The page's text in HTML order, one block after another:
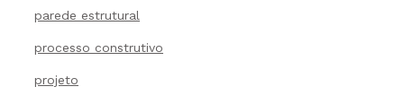
parede estrutural
processo construtivo
projeto